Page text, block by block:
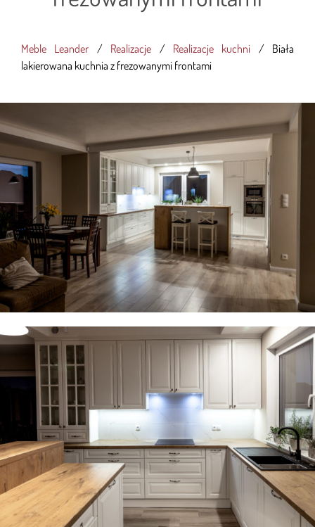
Meble Leander / Realizacje / Realizacje kuchni / Biała
lakierowana kuchnia z frezowanymi frontami